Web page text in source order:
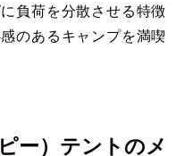
負荷を分散させる特徴
のあるキャンプを満喫
ー）テントのメ